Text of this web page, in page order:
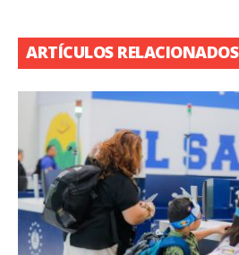
ARTÍCULOS RELACIONADOS